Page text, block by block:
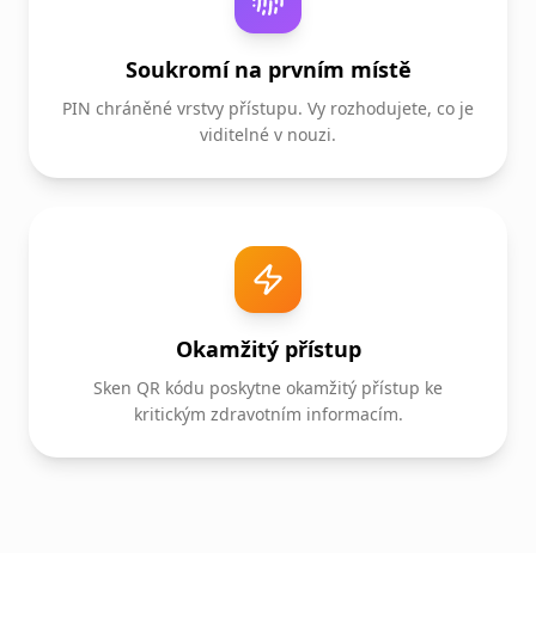
Soukromí na prvním místě
PIN chráněné vrstvy přístupu. Vy rozhodujete, co je
viditelné v nouzi.
Okamžitý přístup
Sken QR kódu poskytne okamžitý přístup ke
kritickým zdravotním informacím.